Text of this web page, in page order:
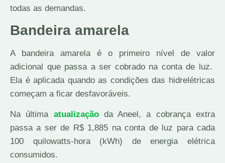
todas as demandas.
Bandeira amarela
A bandeira amarela é o primeiro nível de valor
adicional que passa a ser cobrado na conta de luz.
Ela é aplicada quando as condições das hidrelétricas
começam a ficar desfavoráveis.
Na última atualizaçãoda Aneel, a cobrança extra
passa a ser de R$ 1,885 na conta de luz para cada
100 quilowatts-hora (kWh) de energia elétrica
consumidos.